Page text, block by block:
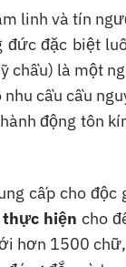
linh và tín
đức đặc biệt
chầu) là một
nhu cầu cầu
động tôn
cấp cho
hiện cho
hơn 1500